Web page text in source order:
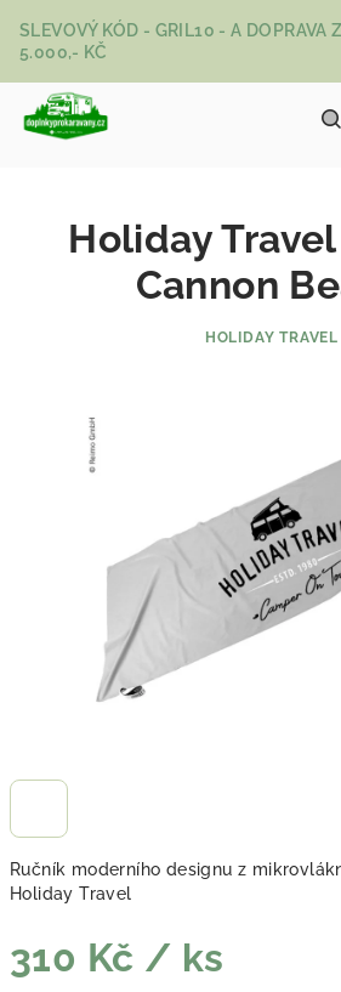
SLEVOVÝ KÓD - GRIL10 - A DOPRAVA
5.000,- KČ
Ručník moderního designu z
Holiday Travel
310 Kč / ks
Holiday
Cannon
HOLIDAY TRAVEL